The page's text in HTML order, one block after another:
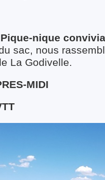
Pique-nique
sac, nous
La Godivelle.
MIDI